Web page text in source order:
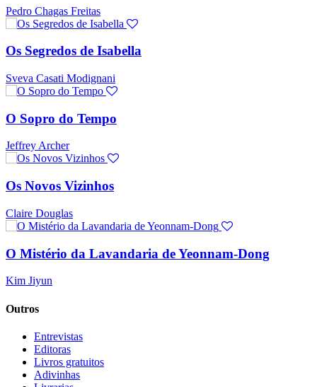
Pedro Chagas Freitas
Os Segredos de Isabella
Sveva Casati Modignani
O Sopro do Tempo
Jeffrey Archer
Os Novos Vizinhos
Claire Douglas
O Mistério da Lavandaria de Yeonnam-Dong
Kim Jiyun
Outros
Entrevistas
Editoras
Livros gratuitos
Adivinhas